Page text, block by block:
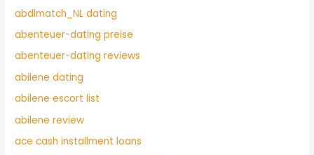
abdlmatch_NL dating
abenteuer-dating preise
abenteuer-dating reviews
abilene dating
abilene escort list
abilene review
ace cash installment loans